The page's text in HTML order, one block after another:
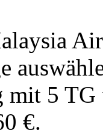
mit 5
€.